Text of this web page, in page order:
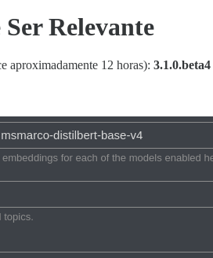
Relevante
aproximadamente 12 horas): 3.1.0.beta4